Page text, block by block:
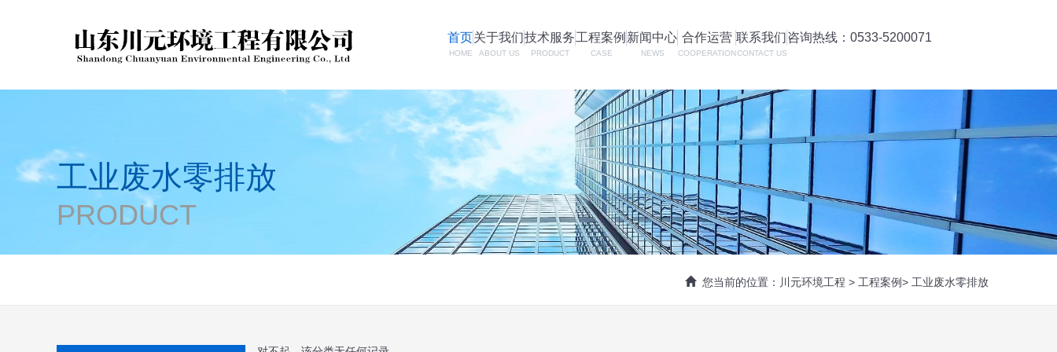
首页
HOME
关于我们
ABOUT US
技术服务
PRODUCT
工程案例
CASE
新闻中心
NEWS
合作运营
COOPERATION
联系我们
CONTACT US
咨询热线：0533-5200071
工业废水零排放
PRODUCT
您当前的位置： 川元环境工程 > 工程案例> 工业废水零排放